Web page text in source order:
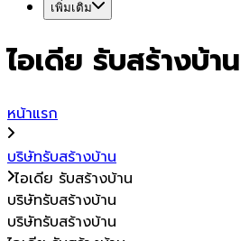
เพิ่มเติม
ไอเดีย รับสร้างบ้าน
หน้าแรก
บริษัทรับสร้างบ้าน
ไอเดีย รับสร้างบ้าน
บริษัทรับสร้างบ้าน
บริษัทรับสร้างบ้าน